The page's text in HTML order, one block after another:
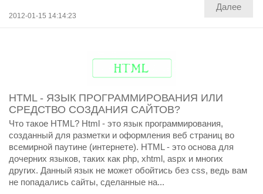
2012-01-15 14:14:23
Далее
HTML - ЯЗЫК ПРОГРАММИРОВАНИЯ ИЛИ
СРЕДСТВО СОЗДАНИЯ САЙТОВ?
Что такое HTML? Html - это язык программирования,
созданный для разметки и оформления веб страниц во
всемирной паутине (интернете). HTML - это основа для
дочерних языков, таких как php, xhtml, aspx и многих
других. Данный язык не может обойтись без css, ведь вам
не попадались сайты, сделанные на...